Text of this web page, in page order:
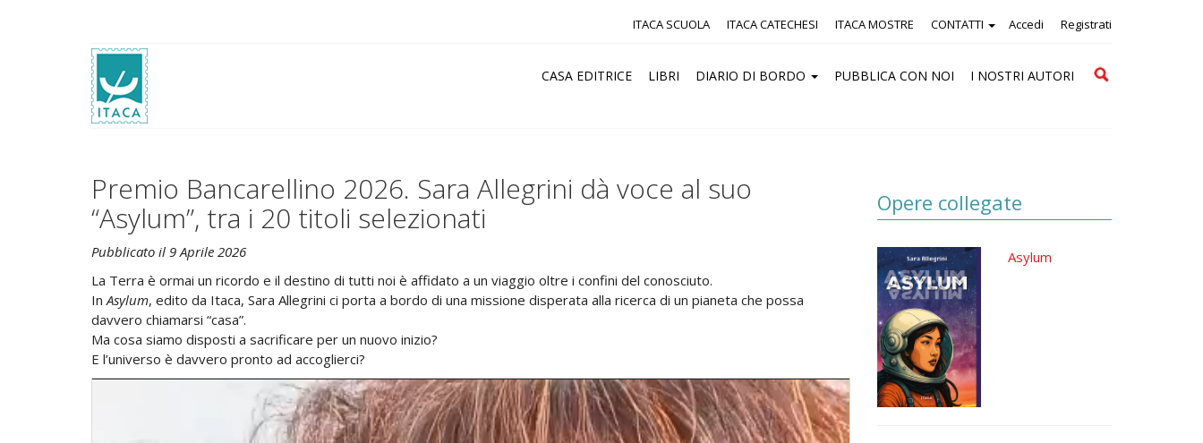
Accedi Registrati
ITACA SCUOLA ITACA CATECHESI ITACA MOSTRE CONTATTI
CASA EDITRICE LIBRI DIARIO DI BORDO PUBBLICA CON NOI I NOSTRI AUTORI
Cerca
Premio Bancarellino 2026. Sara Allegrini dà voce al suo
“Asylum”, tra i 20 titoli selezionati
Pubblicato il 9 Aprile 2026
La Terra è ormai un ricordo e il destino di tutti noi è affidato a un viaggio oltre i confini del conosciuto.
InAsylum, edito da Itaca, Sara Allegrini ci porta a bordo di una missione disperata alla ricerca di un pianeta che possa
davvero chiamarsi “casa”.
Ma cosa siamo disposti a sacrificare per un nuovo inizio?
E l’universo è davvero pronto ad accoglierci?
Opere collegate
Asylum